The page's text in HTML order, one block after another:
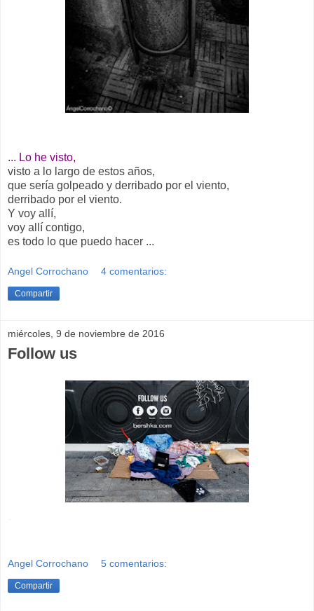
... Lo he visto,
visto a lo largo de estos años,
que sería golpeado y derribado por el viento,
derribado por el viento.
Y voy allí,
voy allí contigo,
es todo lo que puedo hacer ...
Angel Corrochano 4 comentarios:
Compartir
miércoles, 9 de noviembre de 2016
Follow us
Angel Corrochano 5 comentarios:
Compartir